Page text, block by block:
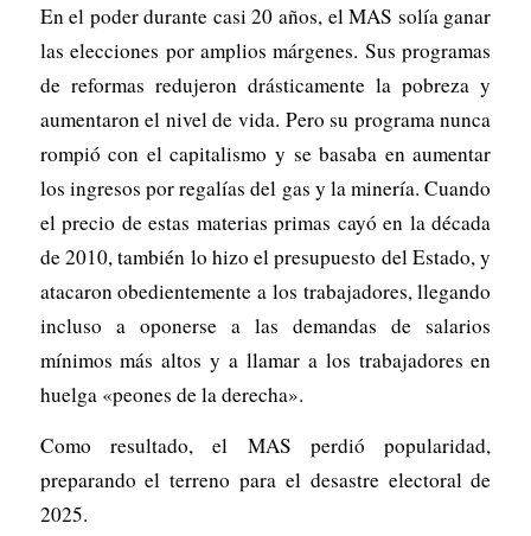
En el poder durante casi 20 años, el MAS solía ganar
las elecciones por amplios márgenes. Sus programas
de reformas redujeron drásticamente la pobreza y
aumentaron el nivel de vida. Pero su programa nunca
rompió con el capitalismo y se basaba en aumentar
los ingresos por regalías del gas y la minería. Cuando
el precio de estas materias primas cayó en la década
de 2010, también lo hizo el presupuesto del Estado, y
atacaron obedientemente a los trabajadores, llegando
incluso a oponerse a las demandas de salarios
mínimos más altos y a llamar a los trabajadores en
huelga «peones de la derecha».
Como resultado, el MAS perdió popularidad,
preparando el terreno para el desastre electoral de
2025.